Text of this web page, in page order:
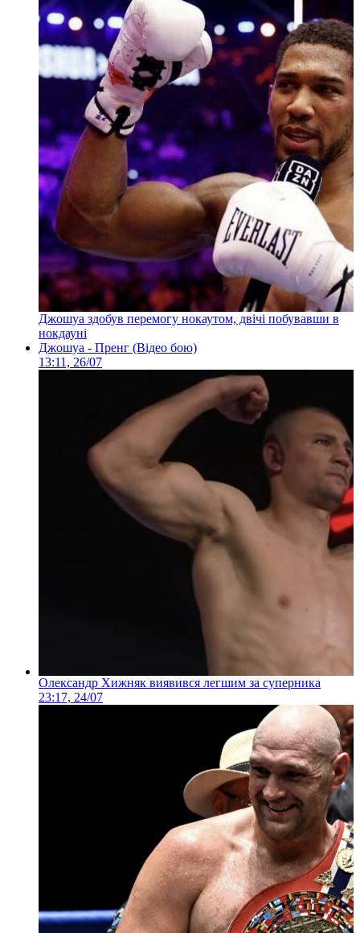
Джошуа здобув перемогу нокаутом, двічі побувавши в
нокдауні
Джошуа - Пренг (Відео бою)
13:11, 26/07
Олександр Хижняк виявився легшим за суперника
23:17, 24/07